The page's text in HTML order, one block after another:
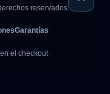
reservados.
Garantías
el checkout